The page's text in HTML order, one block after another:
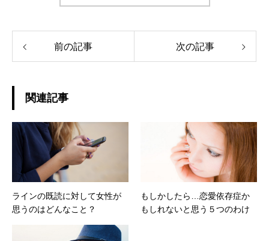
前の記事 次の記事
関連記事
ラインの既読に対して女性が
思うのはどんなこと？
もしかしたら…恋愛依存症か
もしれないと思う５つのわけ